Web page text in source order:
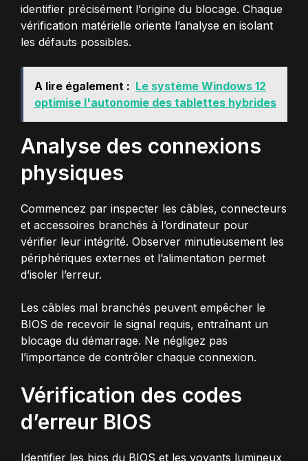
identifier précisément l’origine du blocage. Chaque
vérification matérielle oriente l’analyse en isolant
les défauts possibles.
A lire également : Le système Windows 12
optimise l'autonomie des tablettes hybrides
Analyse des connexions
physiques
Commencez par inspecter les câbles, connecteurs
et accessoires branchés à l’ordinateur pour
vérifier leur intégrité. Observer minutieusement les
périphériques externes et l’alimentation permet
d’isoler l’erreur.
Les câbles mal branchés peuvent empêcher le
BIOS de recevoir le signal requis, entraînant un
blocage du démarrage. Ne négligez pas
l’importance de contrôler chaque connexion.
Vérification des codes
d’erreur BIOS
Identifier les bips du BIOS et les voyants lumineux